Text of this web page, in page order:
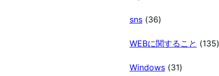
ジ
送
sns(36)
WEBに関すること (135)
Windows(31)